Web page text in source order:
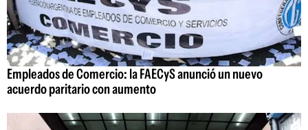
Empleados de Comercio: la FAECyS anunció un nuevo
acuerdo paritario con aumento